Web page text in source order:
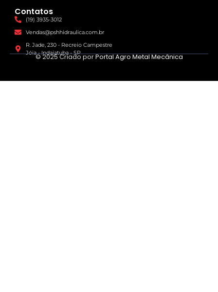
Contatos
(19) 3935-3012
Vendas@pshhidraulica.com.br
R. Jade, 230 - Recreio Campestre
Jóia - Indaiatuba - SP
© 2025 Criado porPortal Agro Metal Mecânica